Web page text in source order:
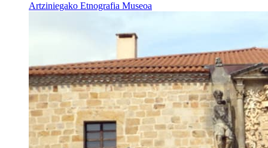
Artziniegako Etnografia Museoa